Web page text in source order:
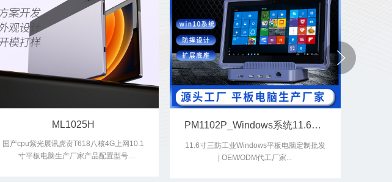
ML1025H
国产cpu紫光展讯虎贲T618八核4G上网10.1
寸平板电脑生产厂家产品配置型号
PM1102P_Windows系统11.6寸平板电脑
11.6寸三防工业Windows平板电脑定制批发
| OEM/ODM代工厂家...